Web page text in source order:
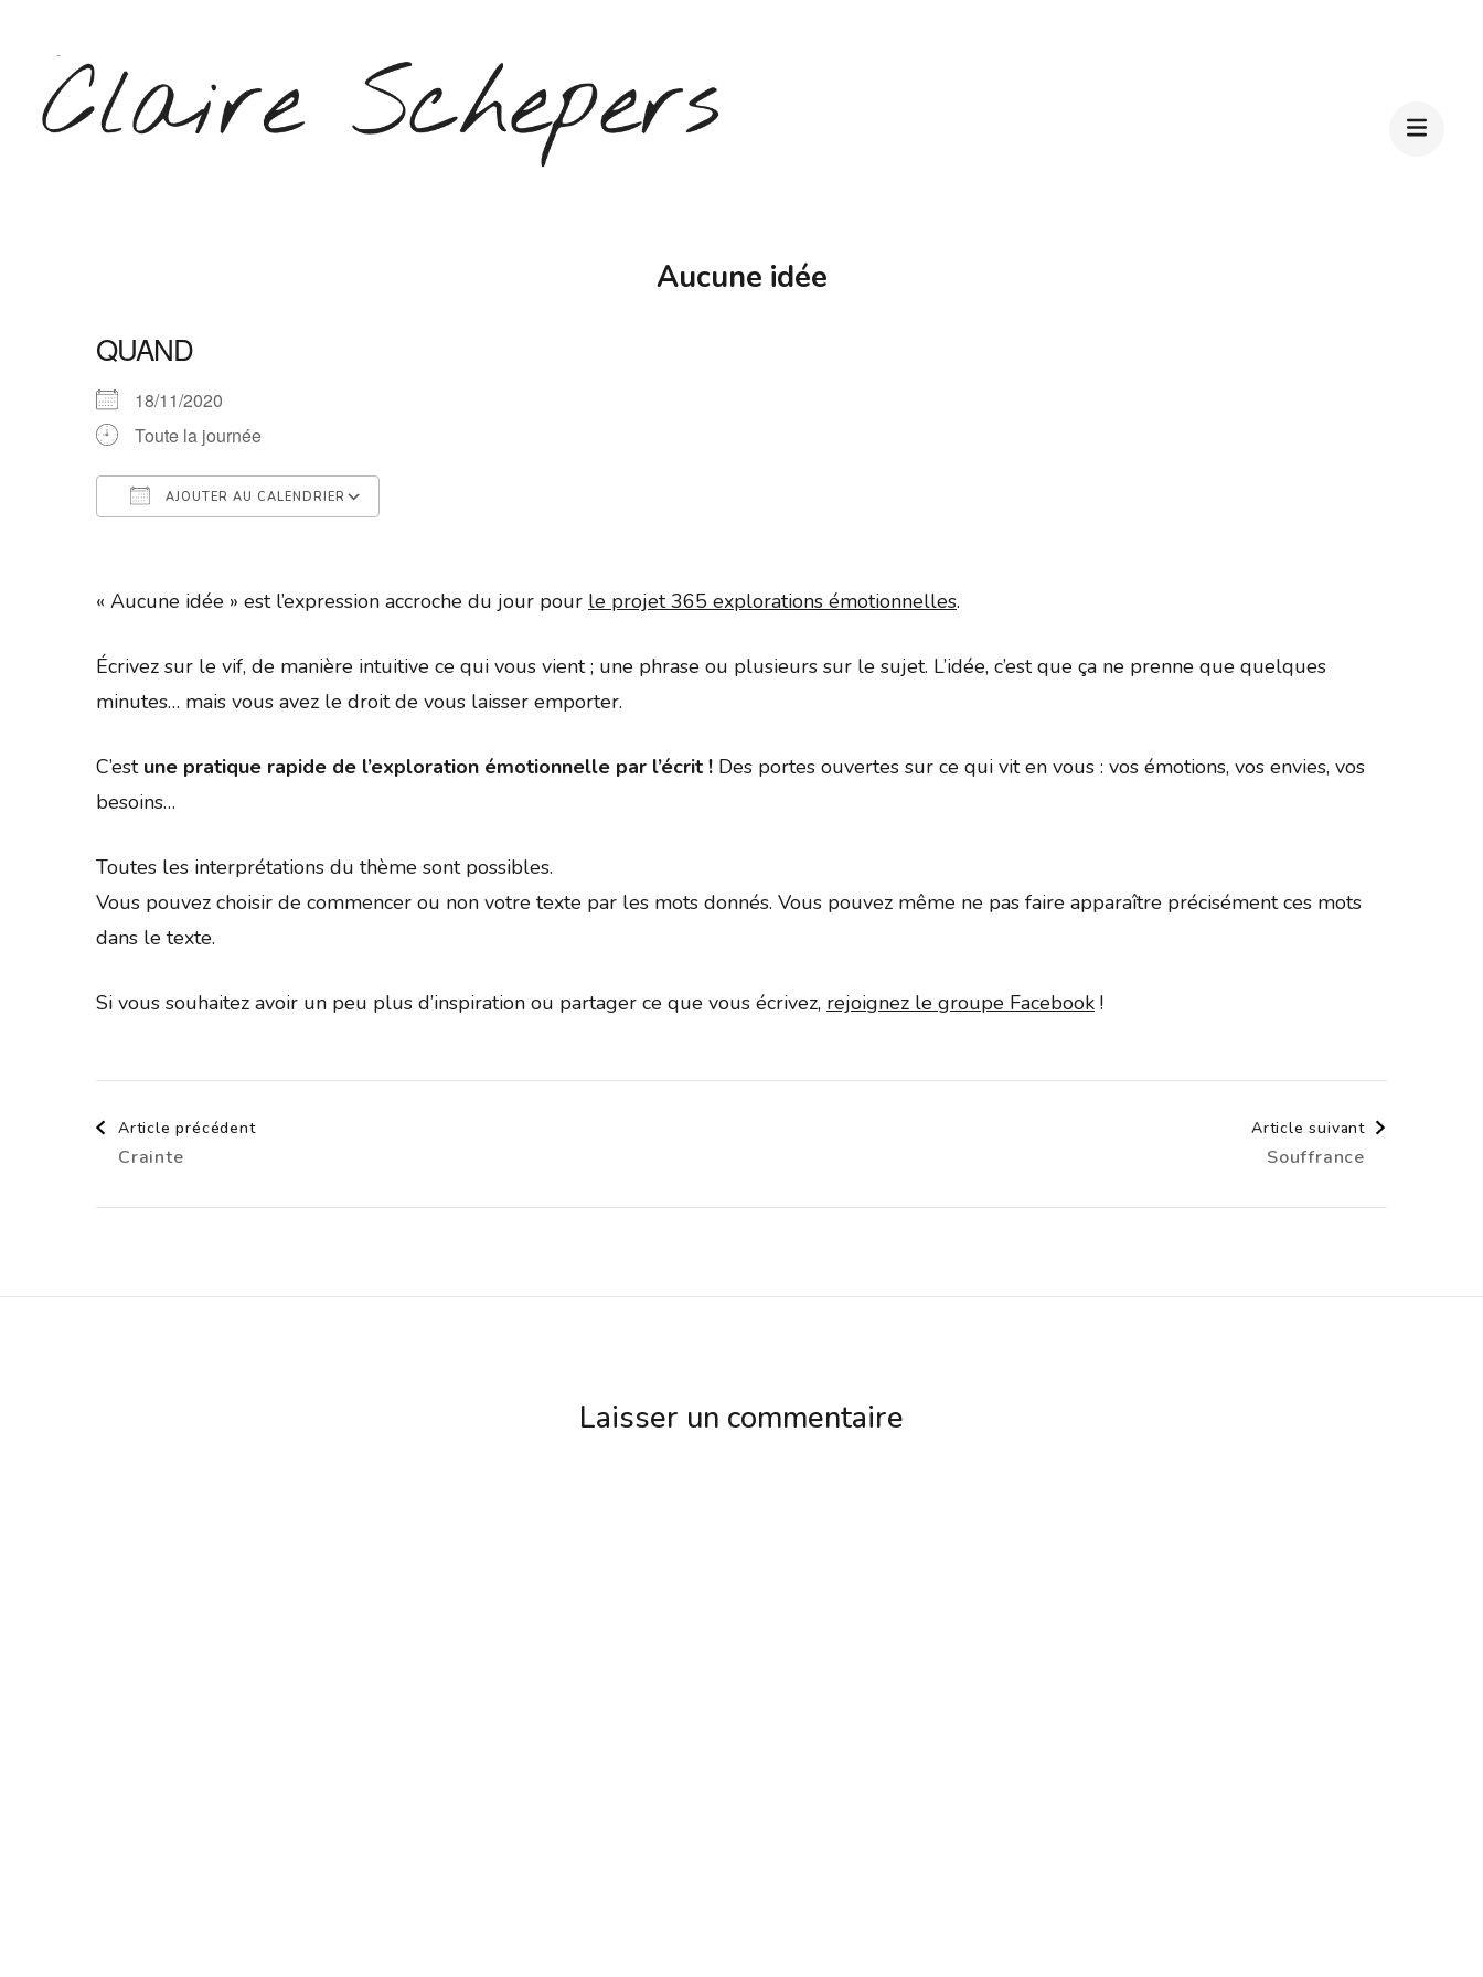
contenu
(Pressez
Aucune idée
QUAND
18/11/2020
Toute la journée
AJOUTER AU CALENDRIER
« Aucune idée » est l’expression accroche du jour pour le projet 365 explorations émotionnelles.
Écrivez sur le vif, de manière intuitive ce qui vous vient ; une phrase ou plusieurs sur le sujet. L’idée, c’est que ça ne prenne que quelques
minutes… mais vous avez le droit de vous laisser emporter.
C’est une pratique rapide de l’exploration émotionnelle par l’écrit ! Des portes ouvertes sur ce qui vit en vous : vos émotions, vos envies, vos
besoins…
Toutes les interprétations du thème sont possibles.
Vous pouvez choisir de commencer ou non votre texte par les mots donnés. Vous pouvez même ne pas faire apparaître précisément ces mots
dans le texte.
Si vous souhaitez avoir un peu plus d’inspiration ou partager ce que vous écrivez, rejoignez le groupe Facebook !
Navigation
d'article
Article précédent
Crainte
Article suivant
Souffrance
Laisser un commentaire